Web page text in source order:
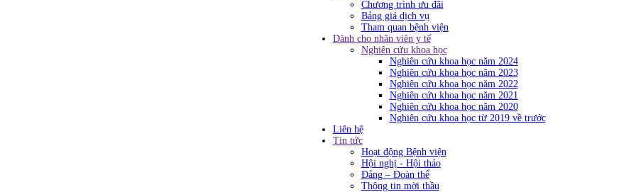
Chương trình ưu đãi
Bảng giá dịch vụ
Tham quan bệnh viện
Dành cho nhân viên y tế
Nghiên cứu khoa học
Nghiên cứu khoa học năm 2024
Nghiên cứu khoa học năm 2023
Nghiên cứu khoa học năm 2022
Nghiên cứu khoa học năm 2021
Nghiên cứu khoa học năm 2020
Nghiên cứu khoa học từ 2019 về trước
Liên hệ
Tin tức
Hoạt động Bệnh viện
Hội nghị - Hội thảo
Đảng – Đoàn thể
Thông tin mời thầu